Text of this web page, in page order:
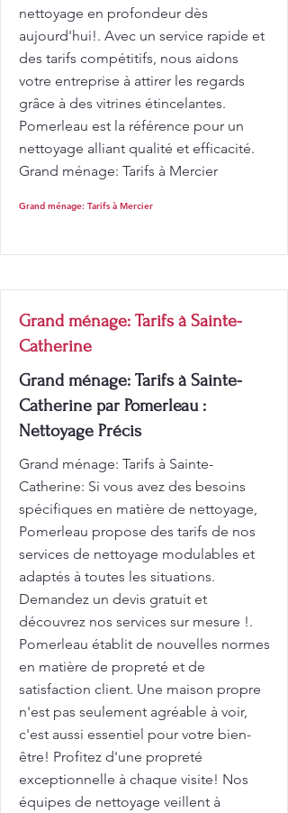
nettoyage en profondeur dès
aujourd'hui!. Avec un service rapide et
des tarifs compétitifs, nous aidons
votre entreprise à attirer les regards
grâce à des vitrines étincelantes.
Pomerleau est la référence pour un
nettoyage alliant qualité et efficacité.
Grand ménage: Tarifs à Mercier
Grand ménage: Tarifs à Mercier
Grand ménage: Tarifs à Sainte-
Catherine
Grand ménage: Tarifs à Sainte-
Catherine par Pomerleau :
Nettoyage Précis
Grand ménage: Tarifs à Sainte-
Catherine: Si vous avez des besoins
spécifiques en matière de nettoyage,
Pomerleau propose des tarifs de nos
services de nettoyage modulables et
adaptés à toutes les situations.
Demandez un devis gratuit et
découvrez nos services sur mesure !.
Pomerleau établit de nouvelles normes
en matière de propreté et de
satisfaction client. Une maison propre
n'est pas seulement agréable à voir,
c'est aussi essentiel pour votre bien-
être! Profitez d'une propreté
exceptionnelle à chaque visite! Nos
équipes de nettoyage veillent à